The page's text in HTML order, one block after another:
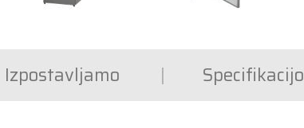
Izpostavljamo Specifikacijo